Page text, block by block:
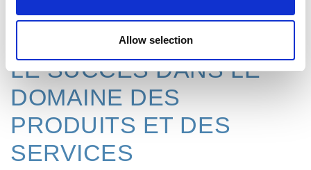
Allow selection
LE SUCCÈS DANS LE
DOMAINE DES
PRODUITS ET DES
SERVICES